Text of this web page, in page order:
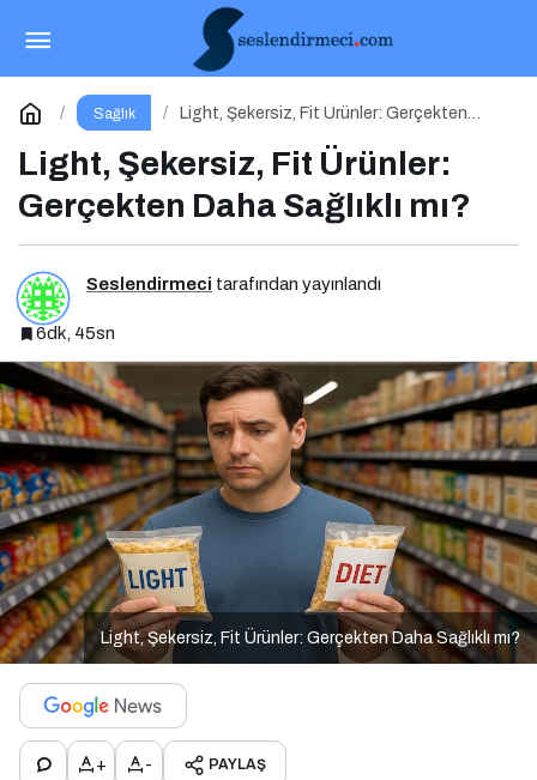
Sağlık
Light, Şekersiz, Fit Ürünler: Gerçekten
Light, Şekersiz, Fit Ürünler:
Gerçekten Daha Sağlıklı mı?
Seslendirmeci tarafından yayınlandı
6dk, 45sn
Light, Şekersiz, Fit Ürünler: Gerçekten Daha Sağlıklı mı?
+ - PAYLAŞ
Anne Adaylarının Başucu Kitabı
Yorum Yap